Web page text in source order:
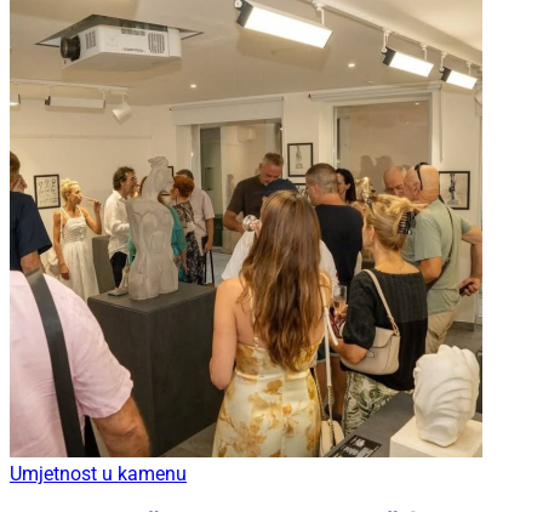
Umjetnost u kamenu